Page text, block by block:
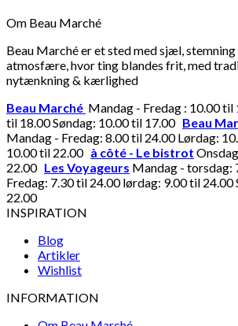
Om Beau Marché
Beau Marché er et sted med sjæl,
atmosfære, hvor ting blandes frit, med
nytænkning & kærlighed
Beau Marché Mandag - Fredag : 10.00 til
til 18.00 Søndag: 10.00 til 17.00 Beau
Mandag - Fredag: 8.00 til 24.00 Lørdag:
10.00 til 22.00 à côté - Le bistrot
22.00 Les Voyageurs Mandag - torsdag:
Fredag: 7.30 til 24.00 lørdag: 9.00 til 24.00
22.00
INSPIRATION
Blog
Artikler
Wishlist
INFORMATION